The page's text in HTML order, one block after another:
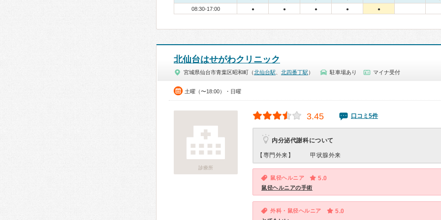
08:30-17:00 ● ● ● ● ●
北仙台はせがわクリニック
宮城県仙台市青葉区昭和町（北仙台駅 北四番丁駅 ） 駐車場あり マイナ受付
土曜（〜18:00）・日曜
診療所
3.45 口コミ5件
内分泌代謝科について
【専門外来】 甲状腺外来
鼠径ヘルニア 5.0
鼠径ヘルニアの手術
外科・鼠径ヘルニア 5.0